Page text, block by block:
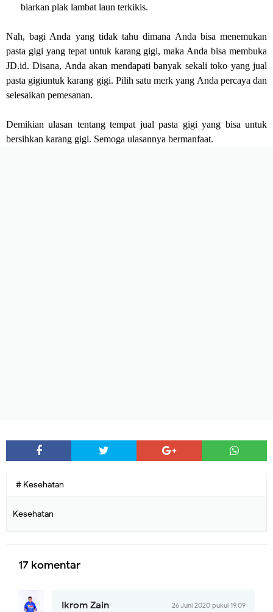
biarkan plak lambat laun terkikis.
Nah, bagi Anda yang tidak tahu dimana Anda bisa menemukan
pasta gigi yang tepat untuk karang gigi, maka Anda bisa membuka
JD.id. Disana, Anda akan mendapati banyak sekali toko yang jual
pasta gigiuntuk karang gigi. Pilih satu merk yang Anda percaya dan
selesaikan pemesanan.
Demikian ulasan tentang tempat jual pasta gigi yang bisa untuk
bersihkan karang gigi. Semoga ulasannya bermanfaat.
# Kesehatan
Kesehatan
17 komentar
Ikrom Zain 26 Juni 2020 pukul 19.09